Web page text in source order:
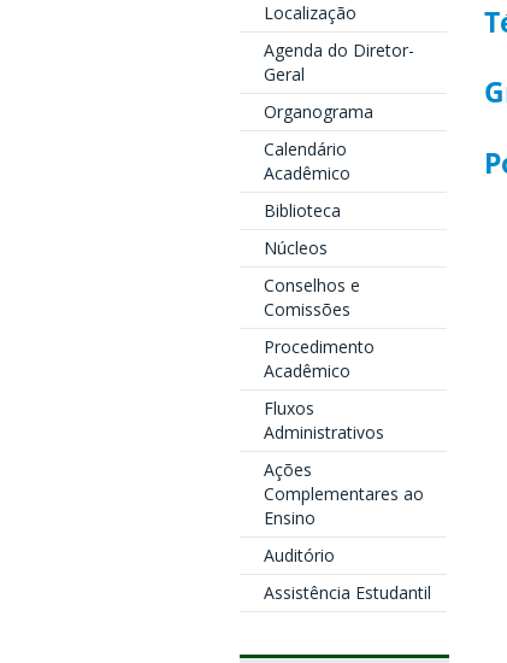
Localização
Agenda do Diretor-
Geral
Organograma
Calendário
Acadêmico
Biblioteca
Núcleos
Conselhos e
Comissões
Procedimento
Acadêmico
Fluxos
Administrativos
Ações
Complementares ao
Ensino
Auditório
Assistência Estudantil